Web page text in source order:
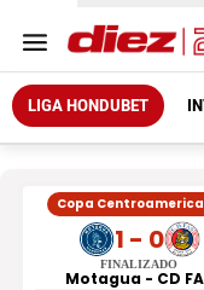
LIGA HONDUBET
Copa
1 - 0
FINALIZADO
Motagua - CD